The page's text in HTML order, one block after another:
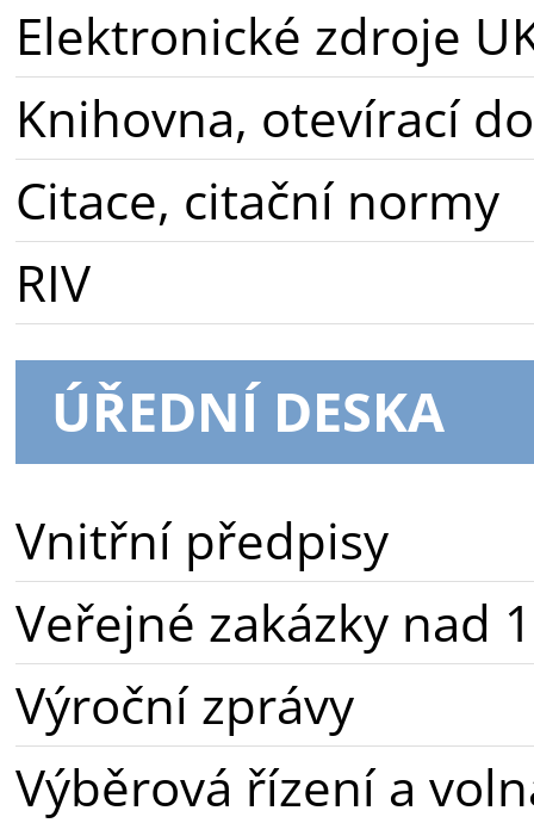
Elektronické zdroje
Knihovna, otevírací
Citace, citační normy
RIV
ÚŘEDNÍ DESKA
Vnitřní předpisy
Veřejné zakázky nad
Výroční zprávy
Výběrová řízení a